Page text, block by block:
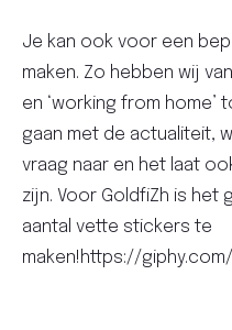
Je kan ook voor een
maken. Zo hebben wij
en ‘working from home’
gaan met de actualiteit,
vraag naar en het laat
zijn. Voor GoldfiZh is het
aantal vette stickers te
maken!https://giphy.com/